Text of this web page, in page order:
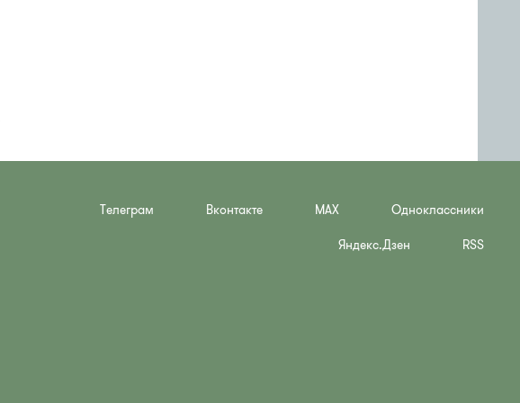
Телеграм Вконтакте MAX Одноклассники
Яндекс.Дзен RSS